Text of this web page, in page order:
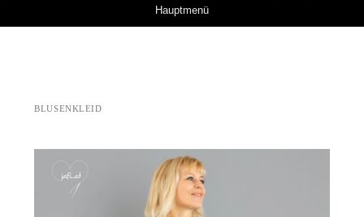
Hauptmenü
BLUSENKLEID